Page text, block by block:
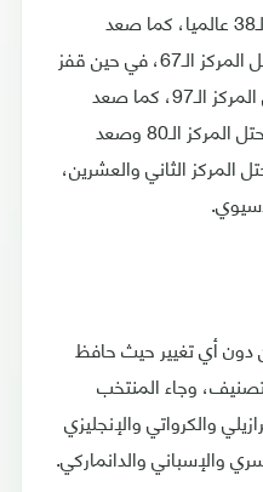
الجنوبية 15 مركزا ليحتل المركز الـ38 عالميا، كما صعد
المنتخب الإماراتي 12 مركزا ليحتل المركز الـ67، في حين قفز
المنتخب الأردني 12 مركزا ليحتل المركز الـ97، كما صعد
المنتخب العراقي ثمانية مراكز ليحتل المركز الـ80 وصعد
المركز الثاني والعشرين،
دون أي تغيير حيث حافظ
وجاء المنتخب
والكرواتي والإنجليزي
والإسباني والدانماركي.